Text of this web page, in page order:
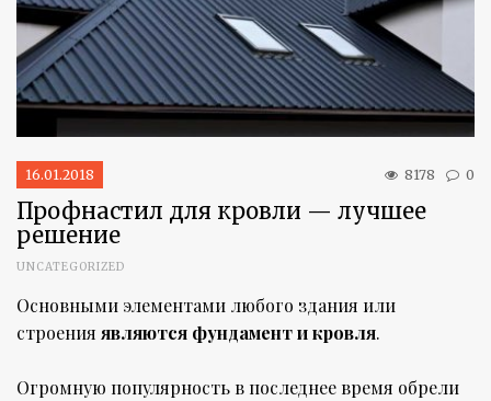
16.01.2018 8178 0
Профнастил для кровли — лучшее
решение
UNCATEGORIZED
Основными элементами любого здания или
строения являются фундамент и кровля.
Огромную популярность в последнее время обрели